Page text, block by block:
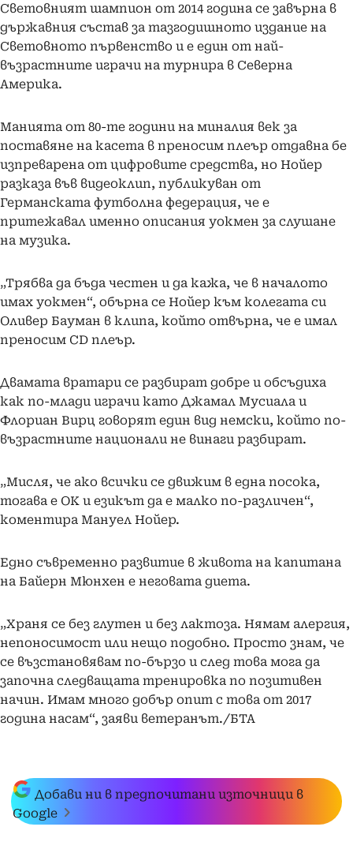
Световният шампион от 2014 година се завърна в
държавния състав за тазгодишното издание на
Световното първенство и е един от най-
възрастните играчи на турнира в Северна
Америка.
Манията от 80-те години на миналия век за
поставяне на касета в преносим плеър отдавна бе
изпреварена от цифровите средства, но Нойер
разказа във видеоклип, публикуван от
Германската футболна федерация, че е
притежавал именно описания уокмен за слушане
на музика.
„Трябва да бъда честен и да кажа, че в началото
имах уокмен“, обърна се Нойер към колегата си
Оливер Бауман в клипа, който отвърна, че е имал
преносим CD плеър.
Двамата вратари се разбират добре и обсъдиха
как по-млади играчи като Джамал Мусиала и
Флориан Вирц говорят един вид немски, който по-
възрастните национали не винаги разбират.
„Мисля, че ако всички се движим в една посока,
тогава е ОК и езикът да е малко по-различен“,
коментира Мануел Нойер.
Едно съвременно развитие в живота на капитана
на Байерн Мюнхен е неговата диета.
„Храня се без глутен и без лактоза. Нямам алергия,
непоносимост или нещо подобно. Просто знам, че
се възстановявам по-бързо и след това мога да
започна следващата тренировка по позитивен
начин. Имам много добър опит с това от 2017
година насам“, заяви ветеранът./БТА
Добави ни в предпочитани източници в
Google